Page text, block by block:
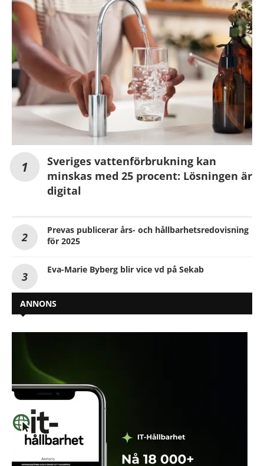
Sveriges vattenförbrukning kan
minskas med 25 procent: Lösningen är
digital
Prevas publicerar års- och hållbarhetsredovisning
för 2025
Eva-Marie Byberg blir vice vd på Sekab
ANNONS